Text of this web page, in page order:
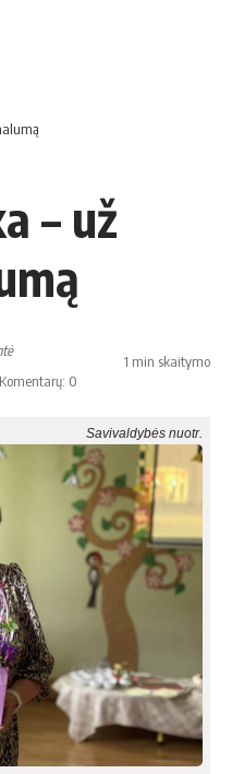
– už
Komentarų: 0
1 min skaitymo
Savivaldybės nuotr.